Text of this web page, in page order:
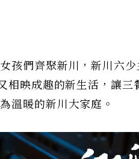
孩們齊聚新川，新川六
相映成趣的新生活，讓三
溫暖的新川大家庭。